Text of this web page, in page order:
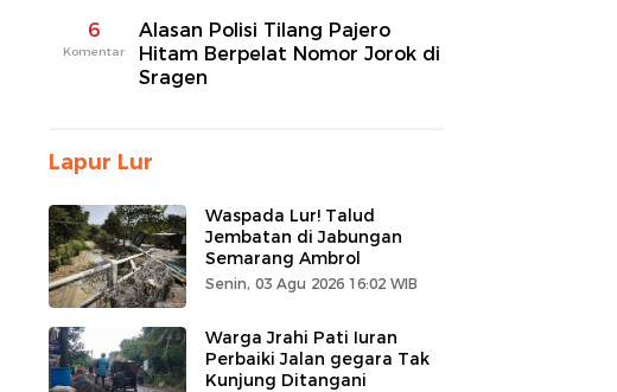
6
Komentar
Alasan Polisi Tilang Pajero
Hitam Berpelat Nomor Jorok di
Sragen
Lapur Lur
Waspada Lur! Talud
Jembatan di Jabungan
Semarang Ambrol
Senin, 03 Agu 2026 16:02 WIB
Warga Jrahi Pati Iuran
Perbaiki Jalan gegara Tak
Kunjung Ditangani